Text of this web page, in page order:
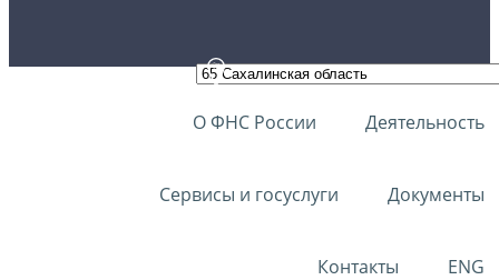
О ФНС России Деятельность
Сервисы и госуслуги Документы
Контакты ENG